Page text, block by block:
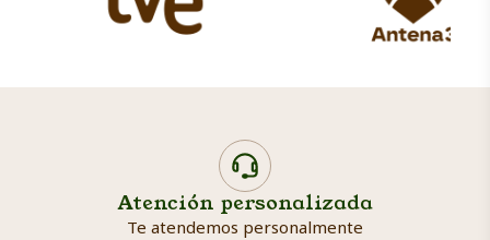
Atención personalizada
Te atendemos personalmente